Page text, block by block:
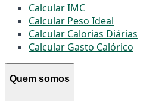
Calcular IMC
Calcular Peso Ideal
Calcular Calorias Diárias
Calcular Gasto Calórico
Quem somos